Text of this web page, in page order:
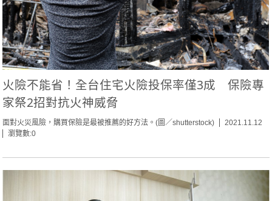
火險不能省！全台住宅火險投保率僅3成 保險專
家祭2招對抗火神威脅
面對火災風險，購買保險是最被推薦的好方法。(圖／shutterstock)
2021.11.12
瀏覽數:0